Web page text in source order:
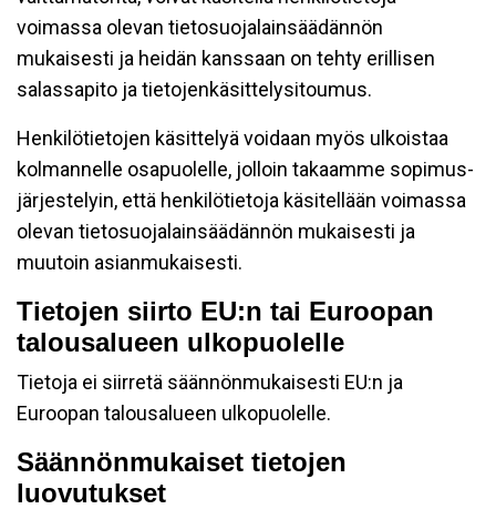
voimassa olevan tietosuojalainsäädännön
mukaisesti ja heidän kanssaan on tehty erillisen
salassapito ja tietojenkäsittelysitoumus.
Henkilötietojen käsittelyä voidaan myös ulkoistaa
kolmannelle osapuolelle, jolloin takaamme sopimus-
järjestelyin, että henkilötietoja käsitellään voimassa
olevan tietosuojalainsäädännön mukaisesti ja
muutoin asianmukaisesti.
Tietojen siirto EU:n tai Euroopan
talousalueen ulkopuolelle
Tietoja ei siirretä säännönmukaisesti EU:n ja
Euroopan talousalueen ulkopuolelle.
Säännönmukaiset tietojen
luovutukset